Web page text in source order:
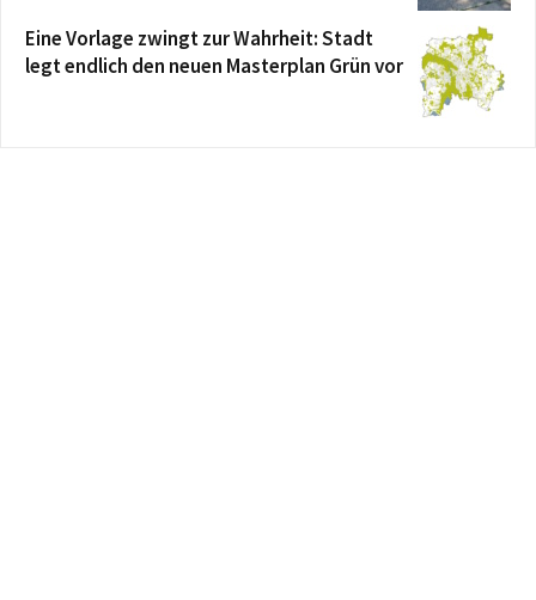
Eine Vorlage zwingt zur Wahrheit: Stadt
legt endlich den neuen Masterplan Grün vor